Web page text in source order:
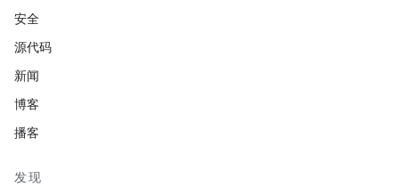
安全
源代码
新闻
博客
播客
发现